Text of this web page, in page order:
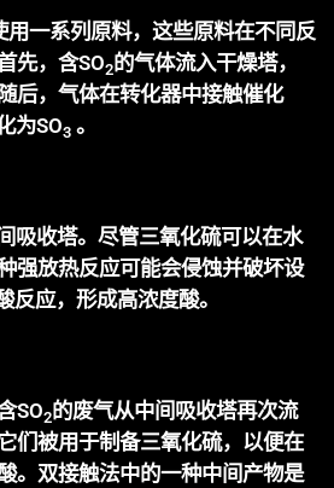
用一系列原料，这些原料在不同反
先，含SO2的气体流入干燥塔，
后，气体在转化器中接触催化
为SO3 。
吸收塔。尽管三氧化硫可以在水
强放热反应可能会侵蚀并破坏设
反应，形成高浓度酸。
SO2的废气从中间吸收塔再次流
们被用于制备三氧化硫，以便在
。双接触法中的一种中间产物是